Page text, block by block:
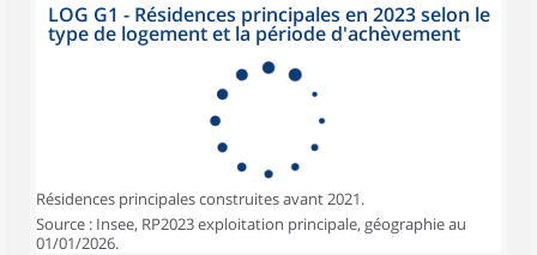
LOG G1 - Résidences principales en 2023 selon le
type de logement et la période d'achèvement
Résidences principales construites avant 2021.
Source : Insee, RP2023 exploitation principale, géographie au
01/01/2026.